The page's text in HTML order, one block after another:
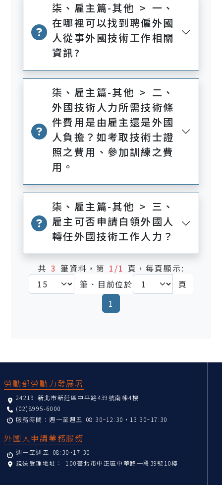
柒、雇主篇-其他 > 一、
在哪裡可以找到聘僱外國
人從事外國技術工作相關
資訊?
柒、雇主篇-其他 > 二、
外國技術人力所需技術條
件費用是由雇主還是外國
人負擔？如考取技術士證
照之費用、參加訓練之費
用。
柒、雇主篇-其他 > 三、
雇主可否申請白領外國人
轉任外國技術工作人力？
共 3筆資料，第 1/1 頁，每頁顯示:
筆．目前位於
頁
1
勞動部勞動力發展署
24219 新北市新莊區中平路439號南棟4樓
(02)8995-6000
服務時間：週一至週五 08:30~12:30，13:30~17:30
外國人申請業務服務
週一至週五 08:30~17:30
親送受理地址： 100臺北市中正區中華路一段39號10樓